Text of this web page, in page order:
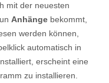
mit der neuesten
Anhänge bekommt,
werden können,
automatisch in
erscheint eine
zu installieren.